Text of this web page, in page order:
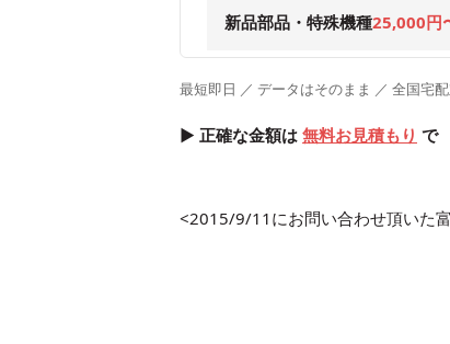
新品部品・特殊機種25,000円
最短即日 ／ データはそのまま ／ 全国宅
▶ 正確な金額は 無料お見積もり で
<2015/9/11にお問い合わせ頂いた